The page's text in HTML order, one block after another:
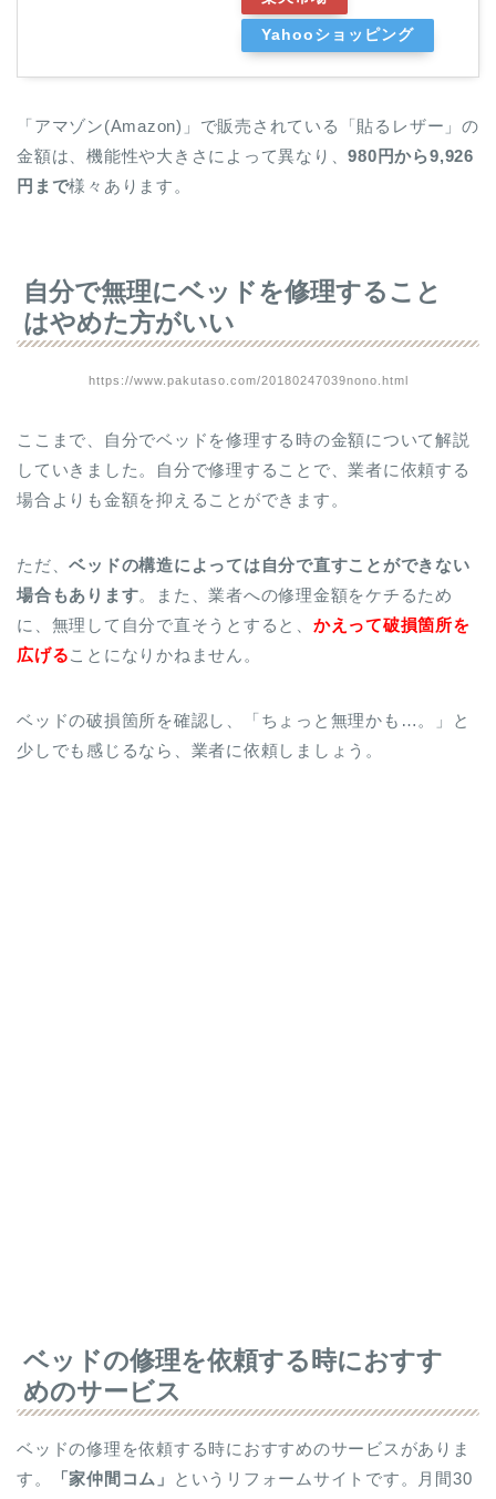
Yahooショッピング
「アマゾン(Amazon)」で販売されている「貼るレザー」の
金額は、機能性や大きさによって異なり、980円から9,926
円まで様々あります。
自分で無理にベッドを修理すること
はやめた方がいい
https://www.pakutaso.com/20180247039nono.html
ここまで、自分でベッドを修理する時の金額について解説
していきました。自分で修理することで、業者に依頼する
場合よりも金額を抑えることができます。
ただ、ベッドの構造によっては自分で直すことができない
場合もあります。また、業者への修理金額をケチるため
に、無理して自分で直そうとすると、 かえって破損箇所を
広げることになりかねません。
ベッドの破損箇所を確認し、「ちょっと無理かも…。」と
少しでも感じるなら、業者に依頼しましょう。
ベッドの修理を依頼する時におすす
めのサービス
ベッドの修理を依頼する時におすすめのサービスがありま
す。
「家仲間コム」
というリフォームサイトです。月間30